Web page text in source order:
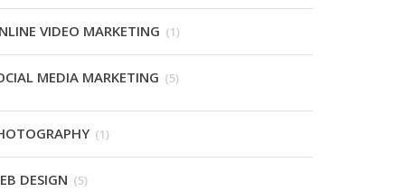
VIDEO MARKETING (1)
MEDIA MARKETING (5)
(1)
DESIGN (5)